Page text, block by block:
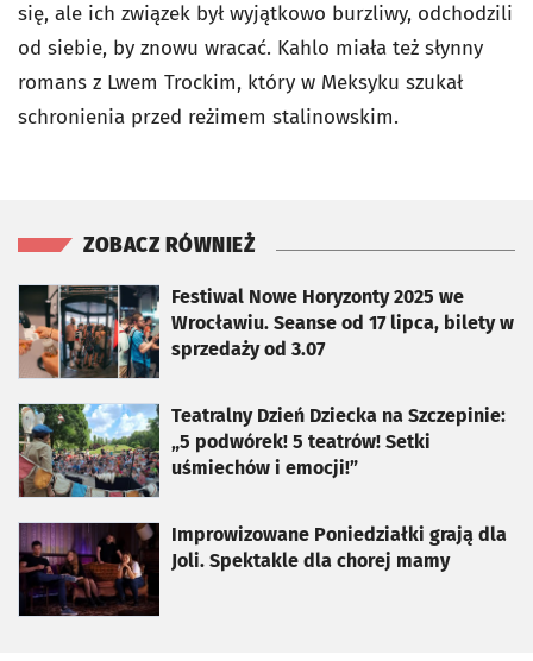
się, ale ich związek był wyjątkowo burzliwy, odchodzili
od siebie, by znowu wracać. Kahlo miała też słynny
romans z Lwem Trockim, który w Meksyku szukał
schronienia przed reżimem stalinowskim.
ZOBACZ RÓWNIEŻ
Festiwal Nowe Horyzonty 2025 we
Wrocławiu. Seanse od 17 lipca, bilety w
sprzedaży od 3.07
otworzy się w nowej karcie
Teatralny Dzień Dziecka na Szczepinie:
„5 podwórek! 5 teatrów! Setki
uśmiechów i emocji!”
otworzy się w nowej karcie
Improwizowane Poniedziałki grają dla
Joli. Spektakle dla chorej mamy
otworzy się w nowej karcie